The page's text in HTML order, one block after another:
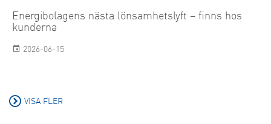
Energibolagens nästa lönsamhetslyft – finns hos
kunderna
2026-06-15
VISA FLER